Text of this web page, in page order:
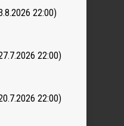
22:00)
22:00)
22:00)